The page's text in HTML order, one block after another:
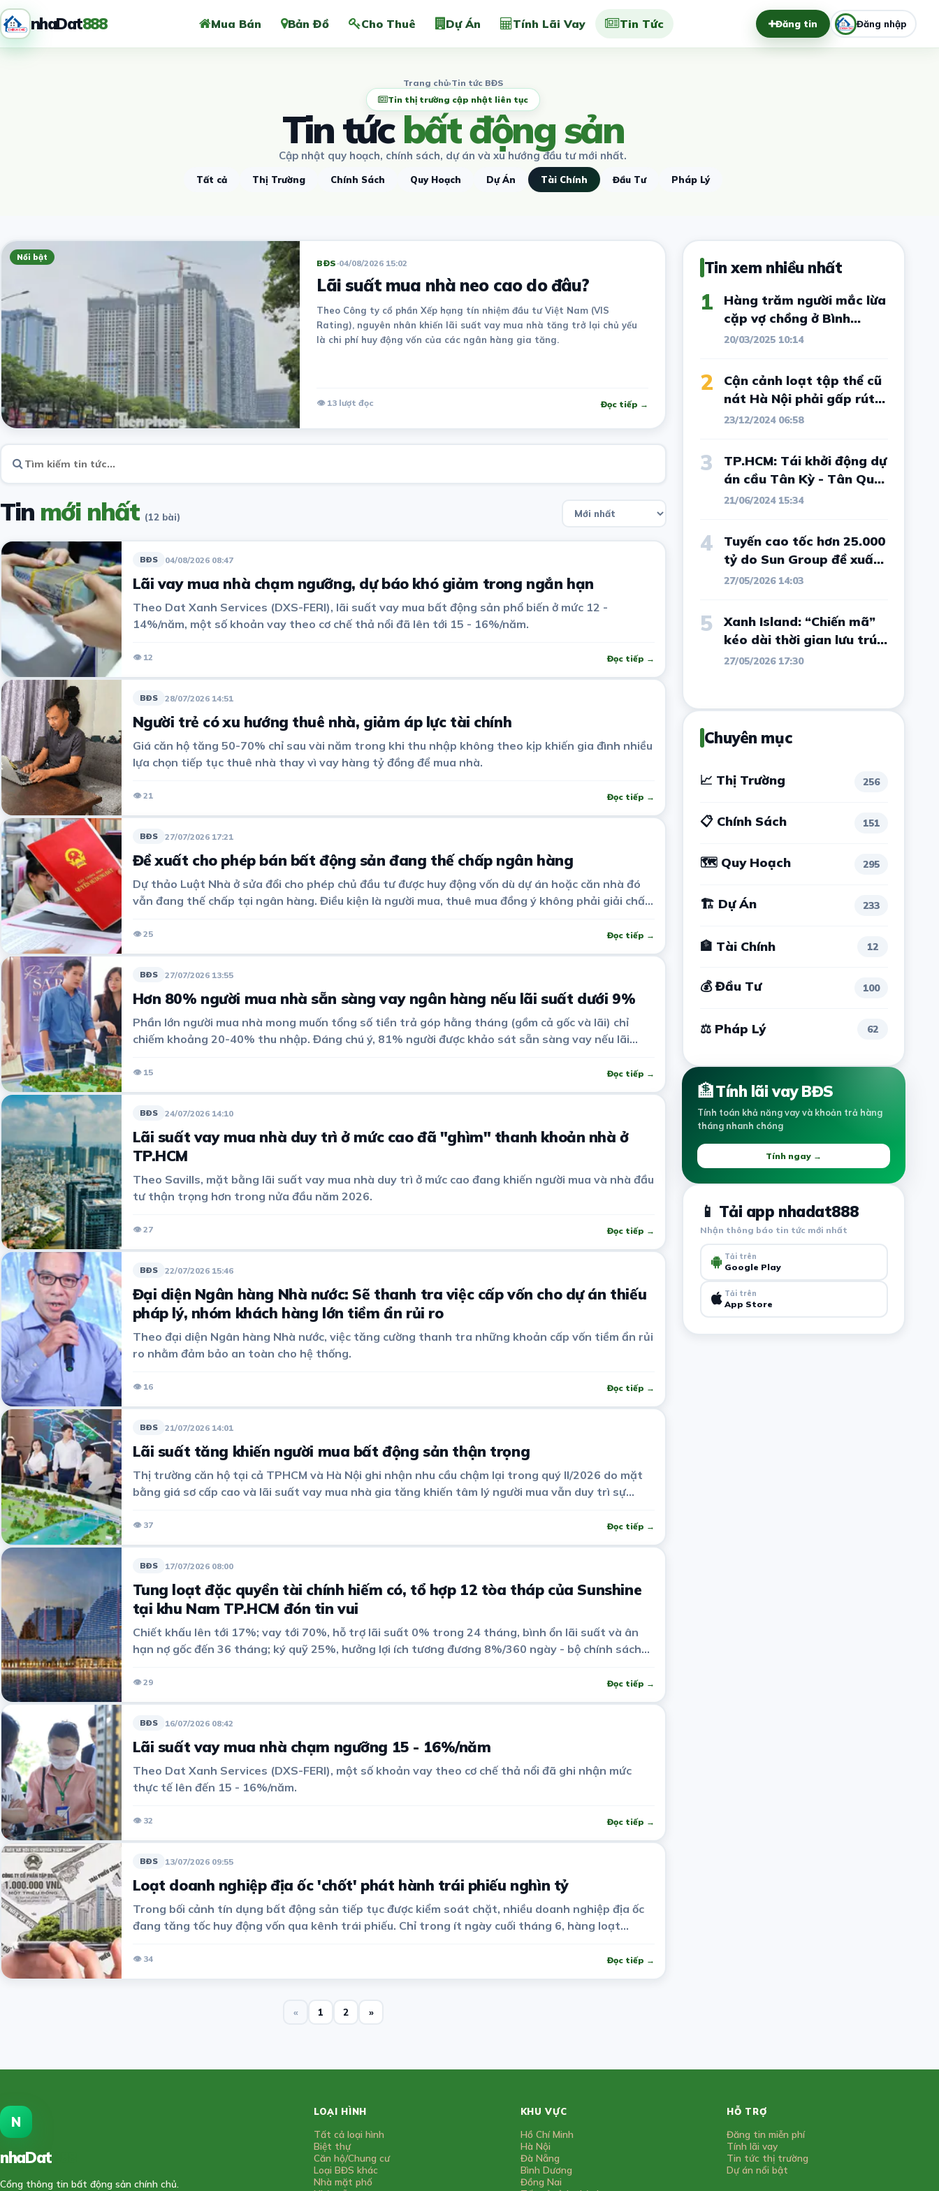
nhaDat888 Mua Bán Bản Đồ Cho Thuê Dự Án Tính Lãi Vay Tin Tức Đăng tin Đăng nhập
Trang chủ›Tin tức BĐS
Tin thị trường cập nhật liên tục
Tin tứcbất động sản
Cập nhật quy hoạch, chính sách, dự án và xu hướng đầu tư mới nhất.
Tất cả Thị Trường Chính Sách Quy Hoạch Dự Án Tài Chính Đầu Tư Pháp Lý
Nổi bật
BĐS ·04/08/2026 15:02
Lãi suất mua nhà neo cao do đâu?
Theo Công ty cổ phần Xếp hạng tín nhiệm đầu tư Việt Nam (VIS
Rating), nguyên nhân khiến lãi suất vay mua nhà tăng trở lại chủ yếu
là chi phí huy động vốn của các ngân hàng gia tăng.
👁 13 lượt đọc Đọc tiếp →
Tin mới nhất (12 bài)
BĐS 04/08/2026 08:47
Lãi vay mua nhà chạm ngưỡng, dự báo khó giảm trong ngắn hạn
Theo Dat Xanh Services (DXS-FERI), lãi suất vay mua bất động sản phổ biến ở mức 12 -
14%/năm, một số khoản vay theo cơ chế thả nổi đã lên tới 15 - 16%/năm.
👁 12 Đọc tiếp →
BĐS 28/07/2026 14:51
Người trẻ có xu hướng thuê nhà, giảm áp lực tài chính
Giá căn hộ tăng 50-70% chỉ sau vài năm trong khi thu nhập không theo kịp khiến gia đình nhiều
lựa chọn tiếp tục thuê nhà thay vì vay hàng tỷ đồng để mua nhà.
👁 21 Đọc tiếp →
BĐS 27/07/2026 17:21
Đề xuất cho phép bán bất động sản đang thế chấp ngân hàng
Dự thảo Luật Nhà ở sửa đổi cho phép chủ đầu tư được huy động vốn dù dự án hoặc căn nhà đó
vẫn đang thế chấp tại ngân hàng. Điều kiện là người mua, thuê mua đồng ý không phải giải chấp
👁 25 Đọc tiếp →
BĐS 27/07/2026 13:55
Hơn 80% người mua nhà sẵn sàng vay ngân hàng nếu lãi suất dưới 9%
Phần lớn người mua nhà mong muốn tổng số tiền trả góp hằng tháng (gồm cả gốc và lãi) chỉ
chiếm khoảng 20-40% thu nhập. Đáng chú ý, 81% người được khảo sát sẵn sàng vay nếu lãi
👁 15 Đọc tiếp →
BĐS 24/07/2026 14:10
Lãi suất vay mua nhà duy trì ở mức cao đã "ghìm" thanh khoản nhà ở
TP.HCM
Theo Savills, mặt bằng lãi suất vay mua nhà duy trì ở mức cao đang khiến người mua và nhà đầu
tư thận trọng hơn trong nửa đầu năm 2026.
👁 27 Đọc tiếp →
BĐS 22/07/2026 15:46
Đại diện Ngân hàng Nhà nước: Sẽ thanh tra việc cấp vốn cho dự án thiếu
pháp lý, nhóm khách hàng lớn tiềm ẩn rủi ro
Theo đại diện Ngân hàng Nhà nước, việc tăng cường thanh tra những khoản cấp vốn tiềm ẩn rủi
ro nhằm đảm bảo an toàn cho hệ thống.
👁 16 Đọc tiếp →
BĐS 21/07/2026 14:01
Lãi suất tăng khiến người mua bất động sản thận trọng
Thị trường căn hộ tại cả TPHCM và Hà Nội ghi nhận nhu cầu chậm lại trong quý II/2026 do mặt
bằng giá sơ cấp cao và lãi suất vay mua nhà gia tăng khiến tâm lý người mua vẫn duy trì sự
👁 37 Đọc tiếp →
BĐS 17/07/2026 08:00
Tung loạt đặc quyền tài chính hiếm có, tổ hợp 12 tòa tháp của Sunshine
tại khu Nam TP.HCM đón tin vui
Chiết khấu lên tới 17%; vay tới 70%, hỗ trợ lãi suất 0% trong 24 tháng, bình ổn lãi suất và ân
hạn nợ gốc đến 36 tháng; ký quỹ 25%, hưởng lợi ích tương đương 8%/360 ngày - bộ chính sách
cao cấp tại quận 7 cũ, khu Nam TP.HCM.
👁 29 Đọc tiếp →
BĐS 16/07/2026 08:42
Lãi suất vay mua nhà chạm ngưỡng 15 - 16%/năm
Theo Dat Xanh Services (DXS-FERI), một số khoản vay theo cơ chế thả nổi đã ghi nhận mức
thực tế lên đến 15 - 16%/năm.
👁 32 Đọc tiếp →
BĐS 13/07/2026 09:55
Loạt doanh nghiệp địa ốc 'chốt' phát hành trái phiếu nghìn tỷ
Trong bối cảnh tín dụng bất động sản tiếp tục được kiểm soát chặt, nhiều doanh nghiệp địa ốc
đang tăng tốc huy động vốn qua kênh trái phiếu. Chỉ trong ít ngày cuối tháng 6, hàng loạt
👁 34 Đọc tiếp →
« 1 2 »
Tin xem nhiều nhất
1
Hàng trăm người mắc lừa
cặp vợ chồng ở Bình
Dương, bài học đắt giá
nền
20/03/2025 10:14
2
Cận cảnh loạt tập thể cũ
nát Hà Nội phải gấp rút
cải tạo
23/12/2024 06:58
3
TP.HCM: Tái khởi động dự
án cầu Tân Kỳ - Tân Quý
sau 5 năm nằm im
21/06/2024 15:34
4
Tuyến cao tốc hơn 25.000
tỷ do Sun Group đề xuất,
kết nối tới nơi từng "sôi
như Đà Lạt thứ 2 của Tây
Nguyên có diễn biến mới
27/05/2026 14:03
5
Xanh Island: “Chiến mã”
kéo dài thời gian lưu trú
của du khách Cát Bà
27/05/2026 17:30
Chuyên mục
📈 Thị Trường 256
📋 Chính Sách 151
🗺 Quy Hoạch 295
🏗 Dự Án 233
🏦 Tài Chính 12
💰 Đầu Tư 100
⚖ Pháp Lý 62
🏦Tính lãi vay BĐS
Tính toán khả năng vay và khoản trả hàng
tháng nhanh chóng
Tính ngay →
📱 Tải app nhadat888
Nhận thông báo tin tức mới nhất
Tải trên
Google Play
Tải trên
App Store
N
nhaDat
Cổng thông tin bất động sản chính chủ.
LOẠI HÌNH
Tất cả loại hình
Biệt thự
Căn hộ/Chung cư
Loại BĐS khác
Nhà mặt phố
KHU VỰC
Hồ Chí Minh
Hà Nội
Đà Nẵng
Bình Dương
Đồng Nai
HỖ TRỢ
Đăng tin miễn phí
Tính lãi vay
Tin tức thị trường
Dự án nổi bật